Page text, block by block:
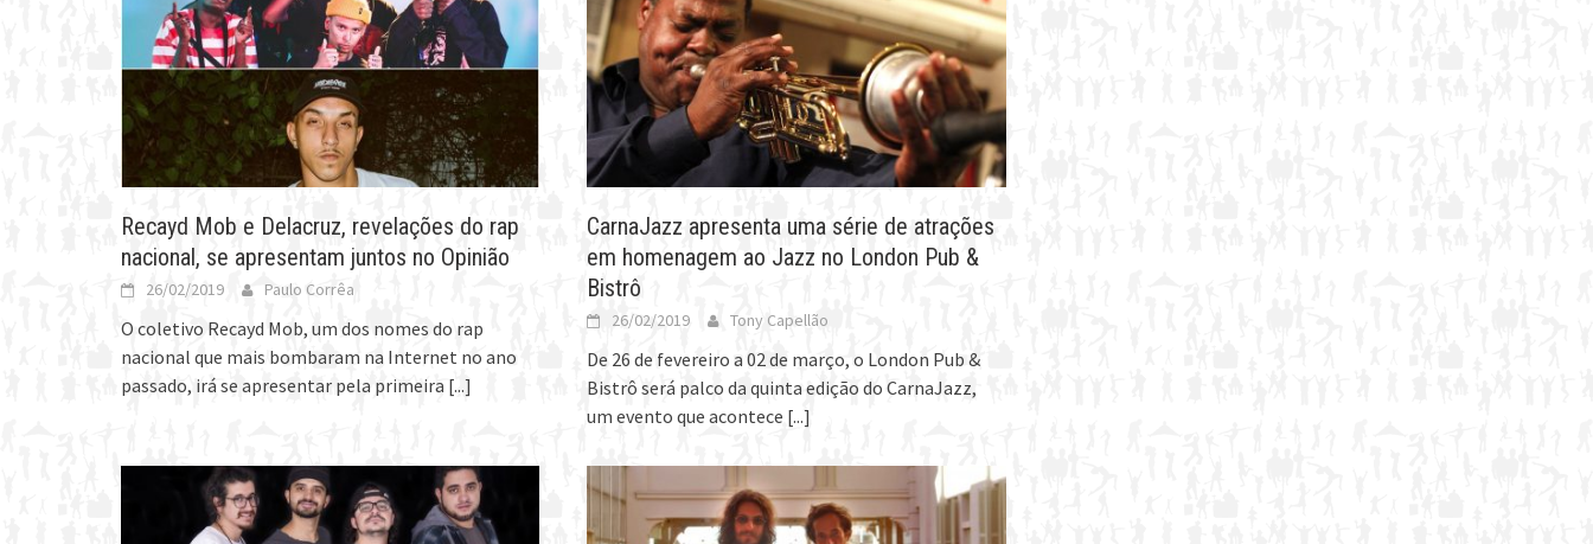
Recayd Mob e Delacruz, revelações do rap
nacional, se apresentam juntos no Opinião
26/02/2019 Paulo Corrêa
O coletivo Recayd Mob, um dos nomes do rap
nacional que mais bombaram na Internet no ano
passado, irá se apresentar pela primeira [...]
CarnaJazz apresenta uma série de atrações
em homenagem ao Jazz no London Pub &
Bistrô
26/02/2019 Tony Capellão
De 26 de fevereiro a 02 de março, o London Pub &
Bistrô será palco da quinta edição do CarnaJazz,
um evento que acontece [...]